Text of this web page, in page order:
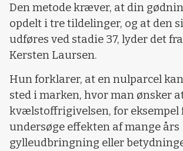
Den metode kræver, at din
opdelt i tre tildelinger, og at den
udføres ved stadie 37, lyder det
Kersten Laursen.
Hun forklarer, at en nulparcel
sted i marken, hvor man ønsker
kvælstoffrigivelsen, for eksempel
undersøge effekten af mange års
gylleudbringning eller